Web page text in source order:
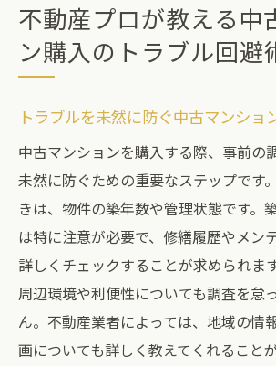
不動産プロが教える中
ン購入のトラブル回避
トラブルを未然に防ぐ中古マンショ
中古マンションを購入する際、事前の
未然に防ぐための重要なステップです
きは、物件の築年数や管理状態です。
は特に注意が必要で、修繕履歴やメン
詳しくチェックすることが求められま
周辺環境や利便性についても調査を怠
ん。不動産業者によっては、地域の情
画についても詳しく教えてくれること